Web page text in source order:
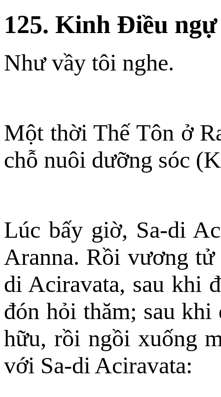
125. Kinh Ðiều
Như vầy tôi nghe.
Một thời Thế Tôn ở
chỗ nuôi dưỡng sóc
Lúc bấy giờ, Sa-di
Aranna. Rồi vương tử
di Aciravata, sau khi
đón hỏi thăm; sau
hữu, rồi ngồi xuống
với Sa-di Aciravata: